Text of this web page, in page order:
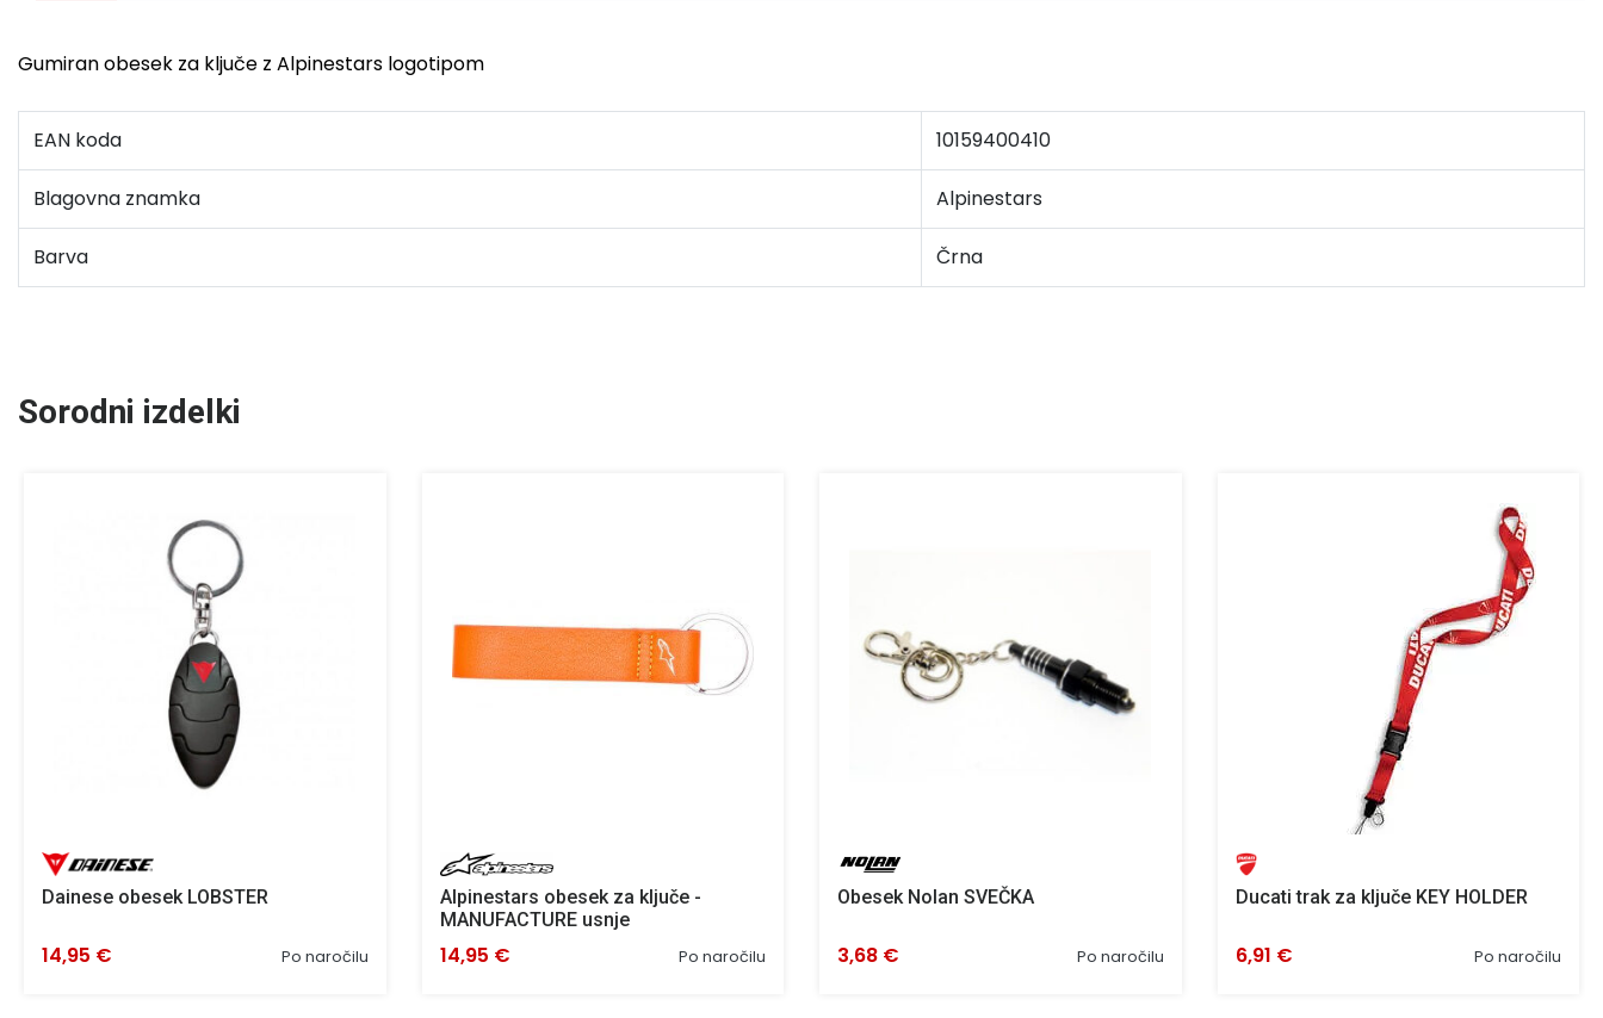
Gumiran obesek za ključe z Alpinestars logotipom
EAN koda 10159400410
Blagovna znamka Alpinestars
Barva Črna
Sorodni izdelki
Dainese obesek LOBSTER
Po naročilu
14,95 €
Alpinestars obesek za ključe -
MANUFACTURE usnje
Po naročilu
14,95 €
Obesek Nolan SVEČKA
Po naročilu
3,68 €
Ducati trak za ključe KEY HOLDER
Po naročilu
6,91 €